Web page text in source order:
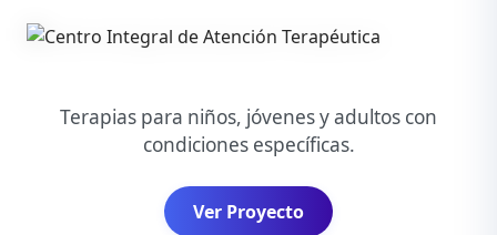
Terapias para niños, jóvenes y adultos con
condiciones específicas.
Ver Proyecto